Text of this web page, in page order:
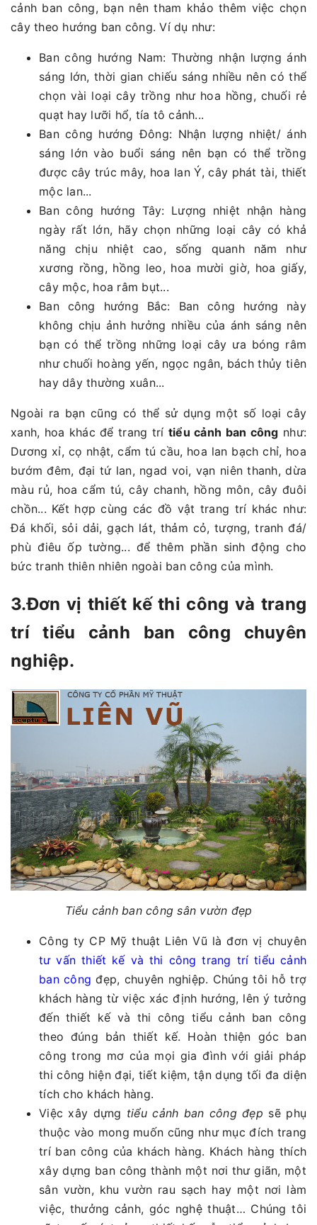
cảnh ban công, bạn nên tham khảo thêm việc chọn
cây theo hướng ban công. Ví dụ như:
Ban công hướng Nam: Thường nhận lượng ánh
sáng lớn, thời gian chiếu sáng nhiều nên có thể
chọn vài loại cây trồng như hoa hồng, chuối rẻ
quạt hay lưỡi hổ, tía tô cảnh...
Ban công hướng Đông: Nhận lượng nhiệt/ ánh
sáng lớn vào buổi sáng nên bạn có thể trồng
được cây trúc mây, hoa lan Ý, cây phát tài, thiết
mộc lan...
Ban công hướng Tây: Lượng nhiệt nhận hàng
ngày rất lớn, hãy chọn những loại cây có khả
năng chịu nhiệt cao, sống quanh năm như
xương rồng, hồng leo, hoa mười giờ, hoa giấy,
cây mộc, hoa râm bụt...
Ban công hướng Bắc: Ban công hướng này
không chịu ảnh hưởng nhiều của ánh sáng nên
bạn có thể trồng những loại cây ưa bóng râm
như chuối hoàng yến, ngọc ngân, bách thủy tiên
hay dây thường xuân...
Ngoài ra bạn cũng có thể sử dụng một số loại cây
xanh, hoa khác để trang trí tiểu cảnh ban công như:
Dương xỉ, cọ nhật, cẩm tú cầu, hoa lan bạch chỉ, hoa
bướm đêm, đại tứ lan, ngad voi, vạn niên thanh, dừa
màu rủ, hoa cẩm tú, cây chanh, hồng môn, cây đuôi
chồn... Kết hợp cùng các đồ vật trang trí khác như:
Đá khối, sỏi dải, gạch lát, thảm cỏ, tượng, tranh đá/
phù điêu ốp tường... để thêm phần sinh động cho
bức tranh thiên nhiên ngoài ban công của mình.
3.Đơn vị thiết kế thi công và trang
trí tiểu cảnh ban công chuyên
nghiệp.
Tiểu cảnh ban công sân vườn đẹp
Công ty CP Mỹ thuật Liên Vũ là đơn vị chuyên
tư vấn thiết kế và thi công trang trí tiểu cảnh
ban công đẹp, chuyên nghiệp. Chúng tôi hỗ trợ
khách hàng từ việc xác định hướng, lên ý tưởng
đến thiết kế và thi công tiểu cảnh ban công
theo đúng bản thiết kế. Hoàn thiện góc ban
công trong mơ của mọi gia đình với giải pháp
thi công hiện đại, tiết kiệm, tận dụng tối đa diện
tích cho khách hàng.
Việc xây dựng tiểu cảnh ban công đẹp sẽ phụ
thuộc vào mong muốn cũng như mục đích trang
trí ban công của khách hàng. Khách hàng thích
xây dựng ban công thành một nơi thư giãn, một
sân vườn, khu vườn rau sạch hay một nơi làm
việc, thưởng cảnh, góc nghệ thuật… Chúng tôi